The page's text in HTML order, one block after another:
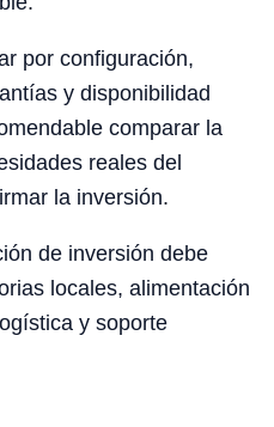
por configuración,
y disponibilidad
comparar la
reales del
la inversión.
de inversión debe
locales, alimentación
y soporte